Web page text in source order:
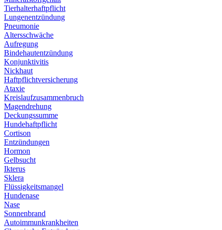
Tierhalterhaftpflicht
Lungenentzündung
Pneumonie
Altersschwäche
Aufregung
Bindehautentzündung
Konjunktivitis
Nickhaut
Haftpflichtversicherung
Ataxie
Kreislaufzusammenbruch
Magendrehung
Deckungssumme
Hundehaftpflicht
Cortison
Entzündungen
Hormon
Gelbsucht
Ikterus
Sklera
Flüssigkeitsmangel
Hundenase
Nase
Sonnenbrand
Autoimmunkrankheiten